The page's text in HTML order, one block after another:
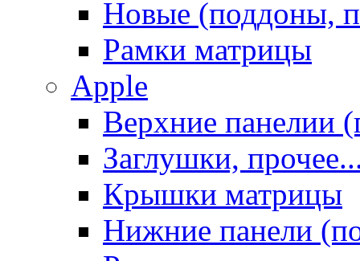
Новые (поддоны,
Рамки матрицы
Apple
Верхние панелии
Заглушки,
Крышки матрицы
Нижние панели